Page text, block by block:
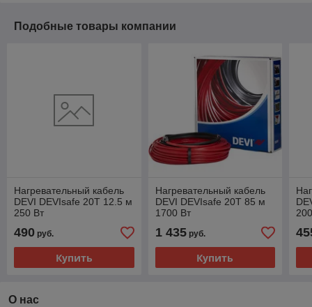
Подобные товары компании
Нагревательный кабель
DEVI DEVIsafe 20T 12.5 м
250 Вт
490 руб.
Купить
Нагревательный кабель
DEVI DEVIsafe 20T 85 м
1700 Вт
1 435руб.
Купить
О нас